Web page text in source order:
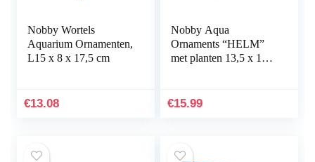
Nobby Wortels
Aquarium Ornamenten,
L15 x 8 x 17,5 cm
€13.08
Nobby Aqua
Ornaments “HELM”
met planten 13,5 x 11 x
€15.99